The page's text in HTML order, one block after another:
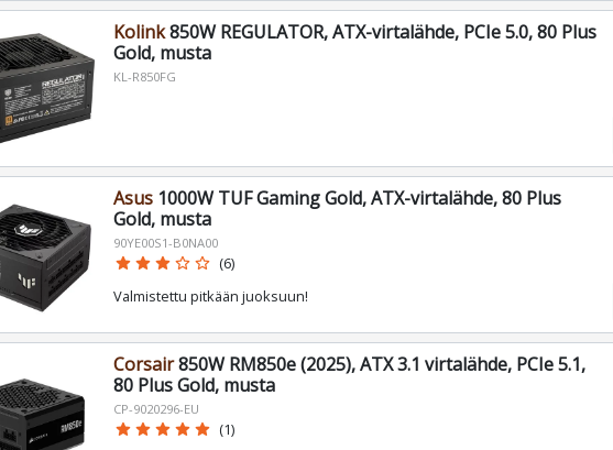
Kolink850W REGULATOR, ATX-virtalähde, PCIe 5.0, 80 Plus
Gold, musta
KL-R850FG
Asus1000W TUF Gaming Gold, ATX-virtalähde, 80 Plus
Gold, musta
90YE00S1-B0NA00
star star star star_border star_border (6)
Valmistettu pitkään juoksuun!
Corsair850W RM850e (2025), ATX 3.1 virtalähde, PCIe 5.1,
80 Plus Gold, musta
CP-9020296-EU
star star star star star (1)